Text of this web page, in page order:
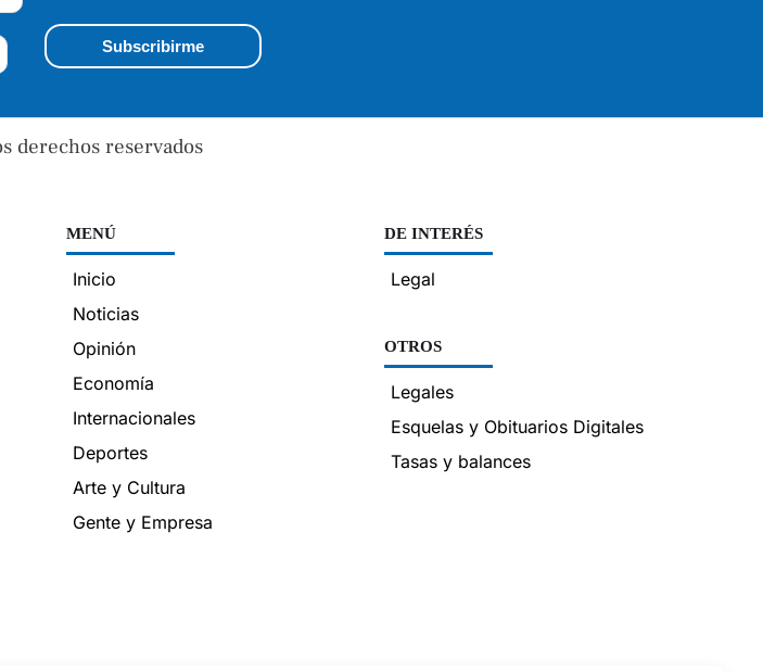
derechos reservados
MENÚ
Inicio
Noticias
Opinión
Economía
Internacionales
Deportes
Arte y Cultura
Gente y Empresa
DE INTERÉS
Legal
OTROS
Legales
Esquelas y Obituarios Digitales
Tasas y balances